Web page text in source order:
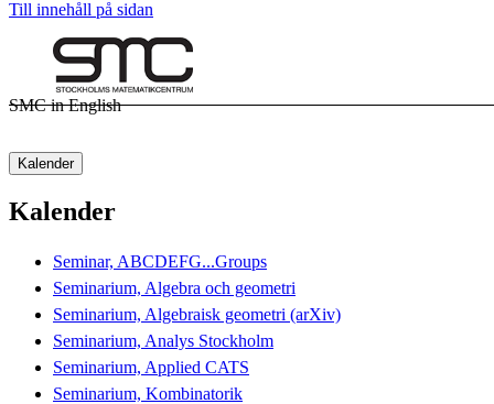
Till innehåll på sidan
SMC in English
Kalender
Kalender
Seminar, ABCDEFG...Groups
Seminarium, Algebra och geometri
Seminarium, Algebraisk geometri (arXiv)
Seminarium, Analys Stockholm
Seminarium, Applied CATS
Seminarium, Kombinatorik